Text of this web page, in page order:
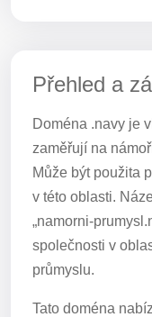
Přehled a
Doména .navy je
zaměřují na
Může být použita
v této oblasti.
„namorni-
společnosti v
průmyslu.
Tato doména